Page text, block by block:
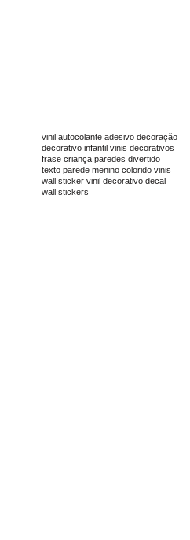
vinil autocolante adesivo decoração
decorativo infantil vinis decorativos
frase criança paredes divertido
texto parede menino colorido vinis
wall sticker vinil decorativo decal
wall stickers